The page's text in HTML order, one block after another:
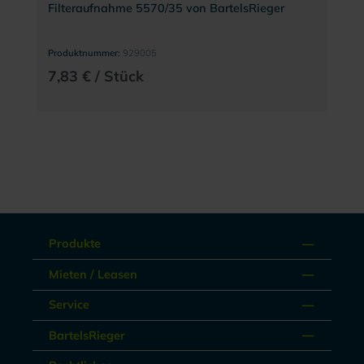
Filteraufnahme 5570/35 von BartelsRieger
Produktnummer: 929005
7,83 € / Stück
Produkte
Mieten / Leasen
Service
BartelsRieger